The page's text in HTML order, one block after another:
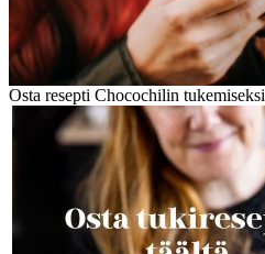
Osta resepti Chocochilin tukemiseksi